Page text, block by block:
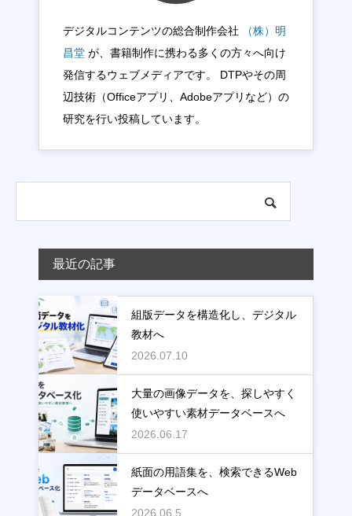
デジタルコンテンツの総合制作会社 （株）明
昌堂 が、書籍制作に携わる多くの方々へ向け
発信するウェブメディアです。 DTPやその周
辺技術（Officeアプリ、Adobeアプリなど）の
研究を行い投稿しています。
最近の記事
組版データを構造化し、デジタル
教材へ
2026.07.10
大量の画像データを、探しやすく
使いやすい素材データベースへ
2026.06.17
紙面の用語集を、検索できるWeb
データベースへ
2026.06.5